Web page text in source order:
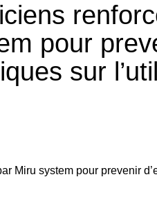
pour
sur